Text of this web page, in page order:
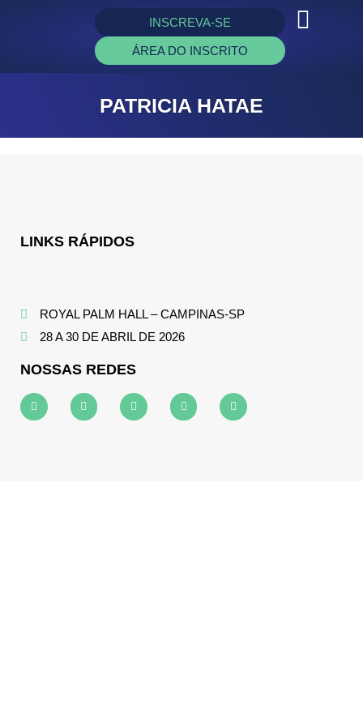
INSCREVA-SE
ÁREA DO INSCRITO
PATRICIA HATAE
LINKS RÁPIDOS
ROYAL PALM HALL – CAMPINAS-SP
28 A 30 DE ABRIL DE 2026
NOSSAS REDES